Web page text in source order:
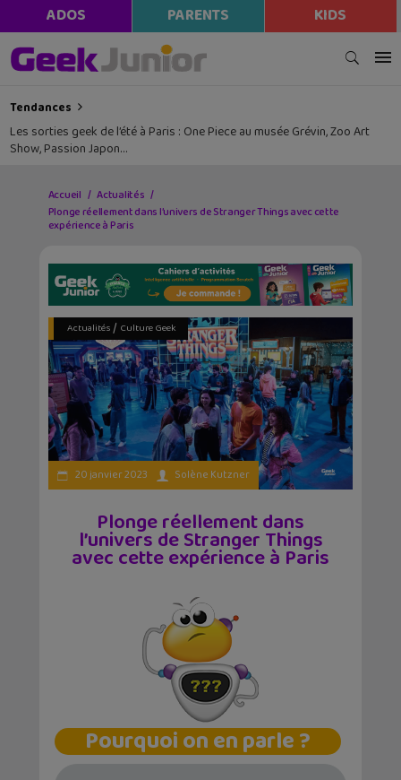
ADOS PARENTS KIDS
Tendances
Les sorties geek de l’été à Paris : One Piece au musée Grévin, Zoo Art
Show, Passion Japon…
Accueil
Actualités
Plonge réellement dans l’univers de Stranger Things avec cette
expérience à Paris
Actualités/ Culture Geek
20 janvier 2023 Solène Kutzner
Plonge réellement dans
l’univers de Stranger Things
avec cette expérience à Paris
Pourquoi on en parle ?